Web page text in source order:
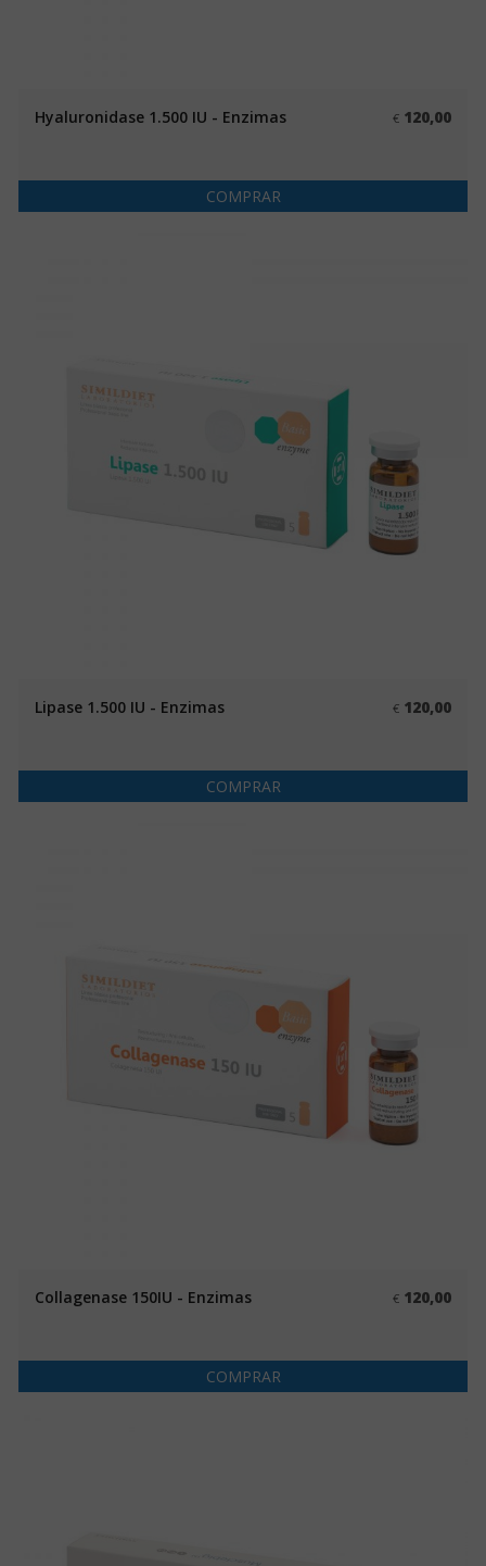
Hyaluronidase 1.500 IU - Enzimas € 120,00
COMPRAR
Lipase 1.500 IU - Enzimas € 120,00
COMPRAR
Collagenase 150IU - Enzimas € 120,00
COMPRAR